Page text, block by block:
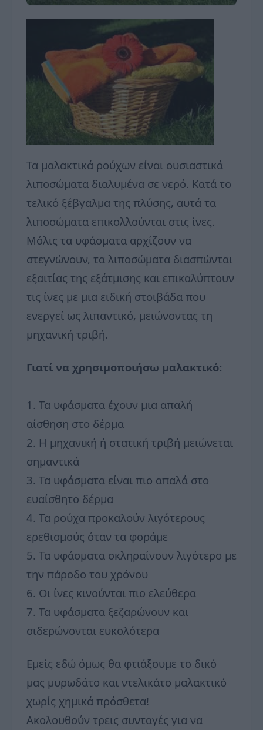
Τα μαλακτικά ρούχων είναι ουσιαστικά
λιποσώματα διαλυμένα σε νερό. Κατά το
τελικό ξέβγαλμα της πλύσης, αυτά τα
λιποσώματα επικολλούνται στις ίνες.
Μόλις τα υφάσματα αρχίζουν να
στεγνώνουν, τα λιποσώματα διασπώνται
εξαιτίας της εξάτμισης και επικαλύπτουν
τις ίνες με μια ειδική στοιβάδα που
ενεργεί ως λιπαντικό, μειώνοντας τη
μηχανική τριβή.
Γιατί να χρησιμοποιήσω μαλακτικό:
1. Τα υφάσματα έχουν μια απαλή
αίσθηση στο δέρμα
2. Η μηχανική ή στατική τριβή μειώνεται
σημαντικά
3. Τα υφάσματα είναι πιο απαλά στο
ευαίσθητο δέρμα
4. Τα ρούχα προκαλούν λιγότερους
ερεθισμούς όταν τα φοράμε
5. Τα υφάσματα σκληραίνουν λιγότερο με
την πάροδο του χρόνου
6. Οι ίνες κινούνται πιο ελεύθερα
7. Τα υφάσματα ξεζαρώνουν και
σιδερώνονται ευκολότερα
Εμείς εδώ όμως θα φτιάξουμε το δικό
μας μυρωδάτο και ντελικάτο μαλακτικό
χωρίς χημικά πρόσθετα!
Ακολουθούν τρεις συνταγές για να